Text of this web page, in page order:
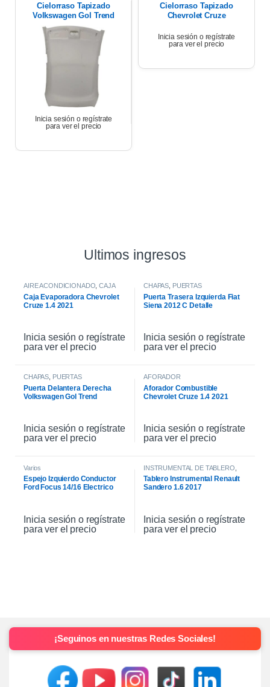
Cielorraso Tapizado
Volkswagen Gol Trend
2020
Inicia sesión o regístrate
para ver el precio
Cielorraso Tapizado
Chevrolet Cruze
Inicia sesión o regístrate
para ver el precio
Ultimos ingresos
AIRE ACONDICIONADO ,CAJA
Caja Evaporadora Chevrolet
Cruze 1.4 2021
Inicia sesión o regístrate
para ver el precio
CHAPAS PUERTAS
Puerta Trasera Izquierda Fiat
Siena 2012 C Detalle
Inicia sesión o regístrate
para ver el precio
CHAPAS PUERTAS
Puerta Delantera Derecha
Volkswagen Gol Trend
Inicia sesión o regístrate
para ver el precio
AFORADOR
Aforador Combustible
Chevrolet Cruze 1.4 2021
Inicia sesión o regístrate
para ver el precio
Varios
Espejo Izquierdo Conductor
Ford Focus 14/16 Electrico
Inicia sesión o regístrate
para ver el precio
INSTRUMENTAL DE TABLERO
INTERIOR
Tablero Instrumental Renault
Sandero 1.6 2017
Inicia sesión o regístrate
para ver el precio
¡Seguinos en nuestras Redes Sociales!